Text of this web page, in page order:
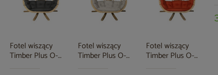
Fotel wiszący
Timber Plus O-
Fotel wiszący
Timber Plus O-
Fotel wiszący
Timber Plus O-